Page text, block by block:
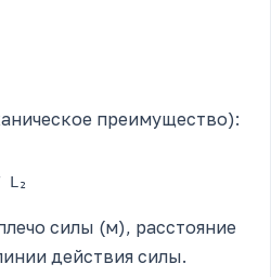
преимущество):
L₂
силы (м), расстояние
действия силы.